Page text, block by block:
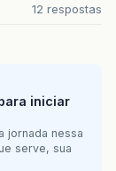
12 respostas
iniciar
jornada nessa
serve, sua